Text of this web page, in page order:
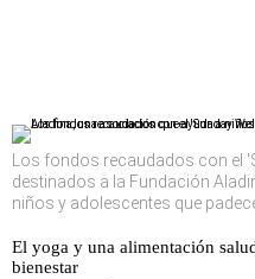
Los fondos recaudados con el
destinados a la Fundación
niños y adolescentes que
El yoga y una alimentación
bienestar